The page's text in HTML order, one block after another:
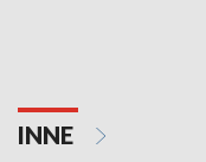
INNE